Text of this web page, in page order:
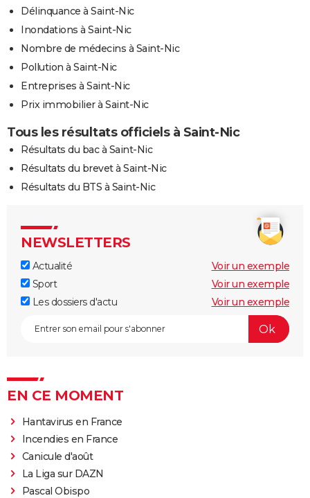
Délinquance à Saint-Nic
Inondations à Saint-Nic
Nombre de médecins à Saint-Nic
Pollution à Saint-Nic
Entreprises à Saint-Nic
Prix immobilier à Saint-Nic
Tous les résultats officiels à Saint-Nic
Résultats du bac à Saint-Nic
Résultats du brevet à Saint-Nic
Résultats du BTS à Saint-Nic
NEWSLETTERS
Actualité
Voir un exemple
Sport
Voir un exemple
Les dossiers d'actu
Voir un exemple
EN CE MOMENT
Hantavirus en France
Incendies en France
Canicule d'août
La Liga sur DAZN
Pascal Obispo